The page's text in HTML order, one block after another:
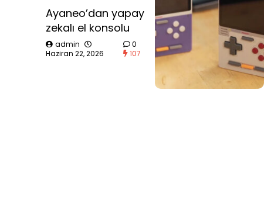
Ayaneo’dan yapay
zekalı el konsolu
admin
Haziran 22, 2026
0
107